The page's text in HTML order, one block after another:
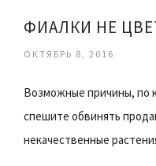
ФИАЛКИ НЕ
ОКТЯБРЬ 8, 2016
Возможные причины, по
спешите обвинять
некачественные